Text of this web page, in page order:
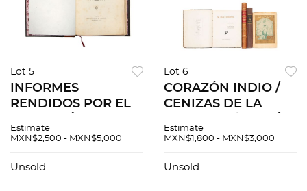
Lot 5
INFORMES
RENDIDOS POR EL
OBREGÓN,
CONSTITUCIONAL.
Estimate
MXN$2,500 - MXN$5,000
Unsold
Lot 6
CORAZÓN INDIO /
CENIZAS DE LA
/ DEL BAJÍO Y
ARTEMIO DE VALLE
Estimate
MXN$1,800 - MXN$3,000
Unsold